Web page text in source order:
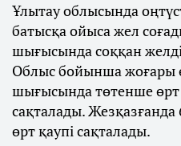
Ұлытау облысында
батысқа ойыса жел
шығысында соққан
Облыс бойынша жоғары
шығысында төтенше өрт
сақталады.
өрт қаупі сақталады.